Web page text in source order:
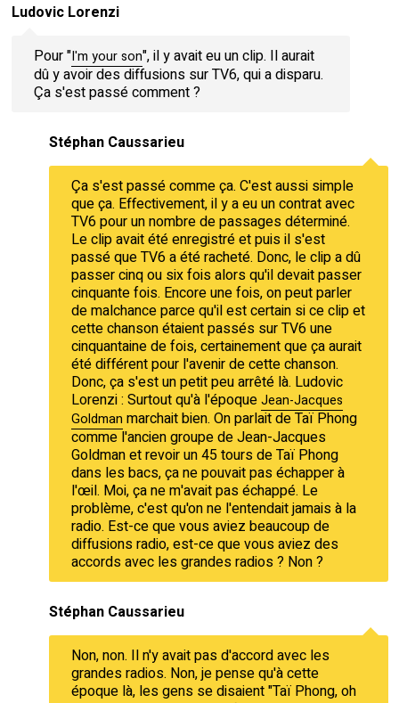
Ludovic Lorenzi
Pour "I'm your son", il y avait eu un clip. Il aurait
dû y avoir des diffusions sur TV6, qui a disparu.
Ça s'est passé comment ?
Stéphan Caussarieu
Ça s'est passé comme ça. C'est aussi simple
que ça. Effectivement, il y a eu un contrat avec
TV6 pour un nombre de passages déterminé.
Le clip avait été enregistré et puis il s'est
passé que TV6 a été racheté. Donc, le clip a dû
passer cinq ou six fois alors qu'il devait passer
cinquante fois. Encore une fois, on peut parler
de malchance parce qu'il est certain si ce clip et
cette chanson étaient passés sur TV6 une
cinquantaine de fois, certainement que ça aurait
été différent pour l'avenir de cette chanson.
Donc, ça s'est un petit peu arrêté là. Ludovic
Lorenzi : Surtout qu'à l'époqueJean-Jacques
Goldman marchait bien. On parlait de Taï Phong
comme l'ancien groupe de Jean-Jacques
Goldman et revoir un 45 tours de Taï Phong
dans les bacs, ça ne pouvait pas échapper à
l'œil. Moi, ça ne m'avait pas échappé. Le
problème, c'est qu'on ne l'entendait jamais à la
radio. Est-ce que vous aviez beaucoup de
diffusions radio, est-ce que vous aviez des
accords avec les grandes radios ? Non ?
Stéphan Caussarieu
Non, non. Il n'y avait pas d'accord avec les
grandes radios. Non, je pense qu'à cette
époque là, les gens se disaient "Taï Phong, oh